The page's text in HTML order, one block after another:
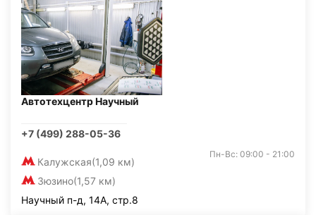
Автотехцентр Научный
+7 (499) 288-05-36
Калужская(1,09 км)
Зюзино(1,57 км)
Пн-Вс: 09:00 - 21:00
Научный п-д, 14А, стр.8